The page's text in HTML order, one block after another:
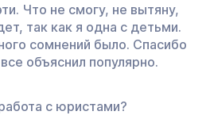
Что не смогу, не вытяну,
так как я одна с детьми.
сомнений было. Спасибо
объяснил популярно.
с юристами?